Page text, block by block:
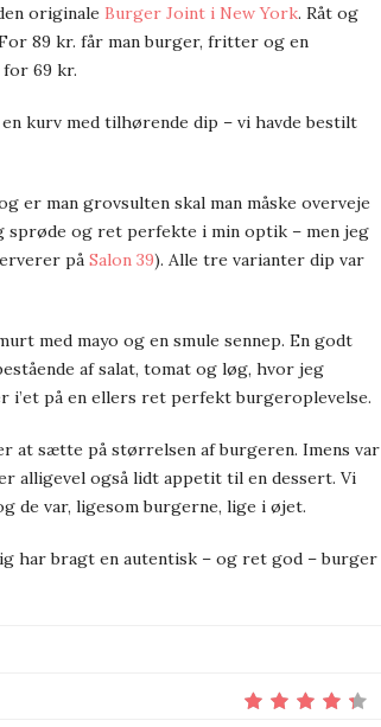
originale Burger Joint i New York. Råt og
89 kr. får man burger, fritter og en
for 69 kr.
kurv med tilhørende dip – vi havde bestilt
er man grovsulten skal man måske overveje
og ret perfekte i min optik – men jeg
på Salon 39). Alle tre varianter dip var
med mayo og en smule sennep. En godt
af salat, tomat og løg, hvor jeg
i’et på en ellers ret perfekt burgeroplevelse.
at sætte på størrelsen af burgeren. Imens var
alligevel også lidt appetit til en dessert. Vi
de var, ligesom burgerne, lige i øjet.
har bragt en autentisk – og ret god – burger